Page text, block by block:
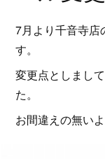
7月より千音寺店
す。
変更点としまし
た。
お間違えの無い